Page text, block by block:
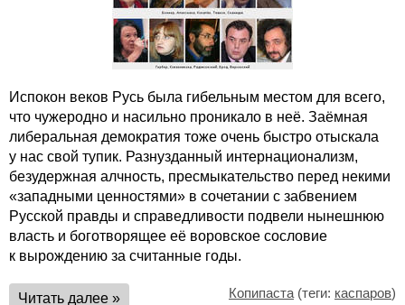
Испокон веков Русь была гибельным местом для всего,
что чужеродно и насильно проникало в неё. Заёмная
либеральная демократия тоже очень быстро отыскала
у нас свой тупик. Разнузданный интернационализм,
безудержная алчность, пресмыкательство перед некими
«западными ценностями» в сочетании с забвением
Русской правды и справедливости подвели нынешнюю
власть и боготворящее её воровское сословие
к вырождению за считанные годы.
Читать далее » Копипаста(теги: каспаров)